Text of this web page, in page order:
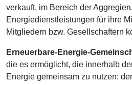
verkauft, im Bereich der
Energiedienstleistungen für ihre
Mitgliedern bzw. Gesellschaftern
Erneuerbare-Energie-
die es ermöglicht, die innerhalb
Energie gemeinsam zu nutzen;